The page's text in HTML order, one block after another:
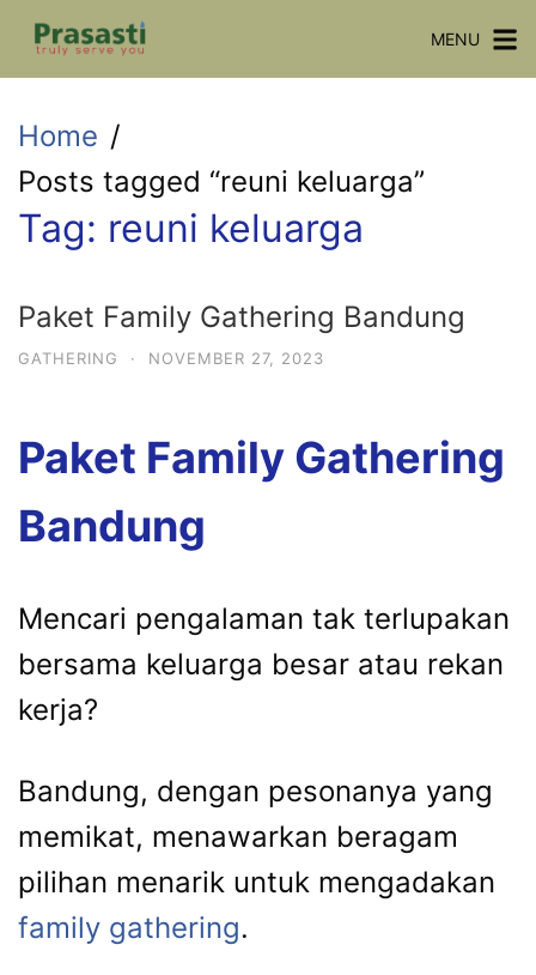
Skip
MENU
Home
Posts tagged “reuni keluarga”
Tag: reuni keluarga
Paket Family Gathering Bandung
GATHERING · NOVEMBER 27, 2023
Paket Family Gathering
Bandung
Mencari pengalaman tak terlupakan
bersama keluarga besar atau rekan
kerja?
Bandung, dengan pesonanya yang
memikat, menawarkan beragam
pilihan menarik untuk mengadakan
family gathering.